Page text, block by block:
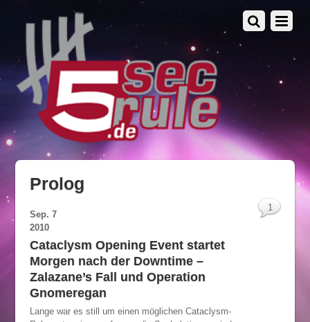
Prolog
Sep. 7
2010
Cataclysm Opening Event startet
Morgen nach der Downtime –
Zalazane’s Fall und Operation
Gnomeregan
Lange war es still um einen möglichen Cataclysm-
1